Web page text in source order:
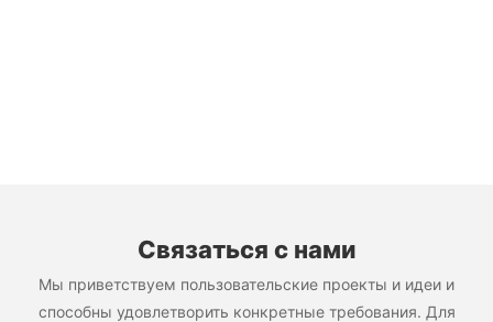
Связаться с нами
Мы приветствуем пользовательские проекты и идеи и
способны удовлетворить конкретные требования. Для